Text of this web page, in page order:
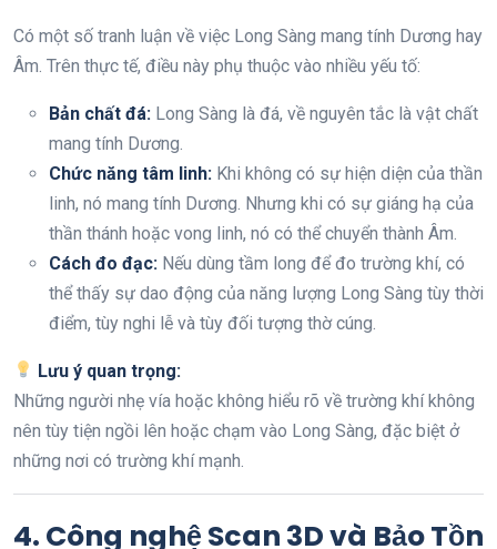
Có một số tranh luận về việc Long Sàng mang tính Dương hay
Âm. Trên thực tế, điều này phụ thuộc vào nhiều yếu tố:
Bản chất đá: Long Sàng là đá, về nguyên tắc là vật chất
mang tính Dương.
Chức năng tâm linh: Khi không có sự hiện diện của thần
linh, nó mang tính Dương. Nhưng khi có sự giáng hạ của
thần thánh hoặc vong linh, nó có thể chuyển thành Âm.
Cách đo đạc: Nếu dùng tầm long để đo trường khí, có
thể thấy sự dao động của năng lượng Long Sàng tùy thời
điểm, tùy nghi lễ và tùy đối tượng thờ cúng.
Lưu ý quan trọng:
Những người nhẹ vía hoặc không hiểu rõ về trường khí không
nên tùy tiện ngồi lên hoặc chạm vào Long Sàng, đặc biệt ở
những nơi có trường khí mạnh.
4. Công nghệ Scan 3D và Bảo Tồn